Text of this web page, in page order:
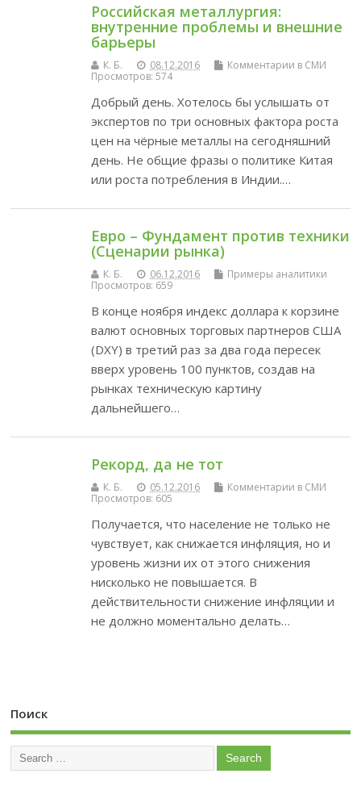
Российская металлургия:
внутренние проблемы и внешние
барьеры
К. Б. 08.12.2016
Комментарии в СМИ
Просмотров: 574
Добрый день. Хотелось бы услышать от
экспертов по три основных фактора роста
цен на чёрные металлы на сегодняшний
день. Не общие фразы о политике Китая
или роста потребления в Индии.…
Евро – Фундамент против техники
(Сценарии рынка)
К. Б. 06.12.2016
Примеры аналитики
Просмотров: 659
В конце ноября индекс доллара к корзине
валют основных торговых партнеров США
(DXY) в третий раз за два года пересек
вверх уровень 100 пунктов, создав на
рынках техническую картину
дальнейшего…
Рекорд, да не тот
К. Б. 05.12.2016
Комментарии в СМИ
Просмотров: 605
Получается, что население не только не
чувствует, как снижается инфляция, но и
уровень жизни их от этого снижения
нисколько не повышается. В
действительности снижение инфляции и
не должно моментально делать…
Поиск